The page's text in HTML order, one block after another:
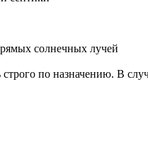
солнечных лучей
по назначению. В